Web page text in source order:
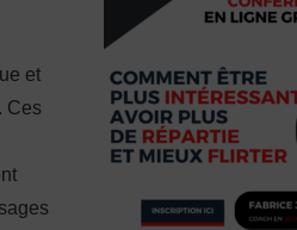
et
Ces